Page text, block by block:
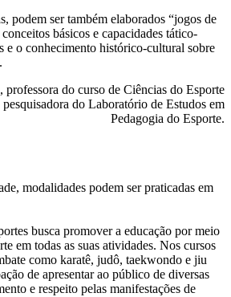
podem ser também elaborados “jogos de
básicos e capacidades tático-
e o conhecimento histórico-cultural sobre
professora do curso de Ciências do Esporte
do Laboratório de Estudos em
Pedagogia do Esporte.
modalidades podem ser praticadas em
busca promover a educação por meio
em todas as suas atividades. Nos cursos
como karatê, judô, taekwondo e jiu
de apresentar ao público de diversas
e respeito pelas manifestações de